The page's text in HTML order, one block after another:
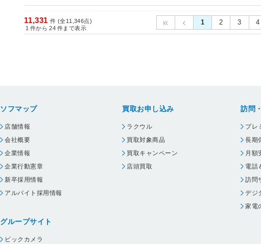
11,331 件 (全11,346点)
1 件から 24 件まで表示
1 2 3 4
ソフマップ
店舗情報
会社概要
企業情報
企業行動憲章
新卒採用情報
アルバイト採用情報
グループサイト
ビックカメラ
買取お申し込み
ラクウル
買取対象商品
買取キャンペーン
店頭買取
訪問
プレ
長期
月額
電話
訪問
デジ
家電